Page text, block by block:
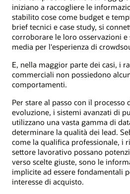
iniziano a raccogliere le
stabilito cose come budget e
brief tecnici e case study, si
corroborare le loro osservazioni
media per l'esperienza di
E, nella maggior parte dei casi, i
commerciali non possiedono
comportamenti.
Per stare al passo con il processo
evoluzione, i sistemi avanzati di
utilizzano una vasta gamma di
determinare la qualità dei lead.
come la qualifica professionale, i
settore lavorativo possano
verso scelte giuste, sono le
implicite ad essere fondamentali
interesse di acquisto.